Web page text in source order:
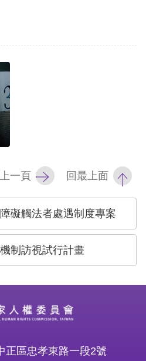
一頁 回最上面
礙觸法者處遇制度專案
制訪視試行計畫
正區忠孝東路一段2號